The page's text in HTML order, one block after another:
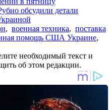
обсудили детали
, военная техника, поставка
помощь США Украине,
необходимый текст и
об этом редакции.